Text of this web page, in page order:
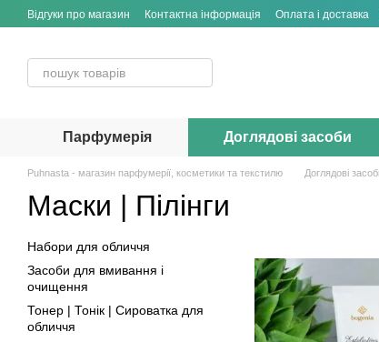
Перейти до основного контенту
Відгуки про магазин Контактна інформація Оплата і доставка
Парфумерія Доглядові засоби
Puhnasta - магазин парфумерії, косметики та текстилю Доглядові
Маски | Пілінги
Набори для обличчя
Засоби для вмивання і
очищення
Тонер | Тонік | Сироватка для
обличчя